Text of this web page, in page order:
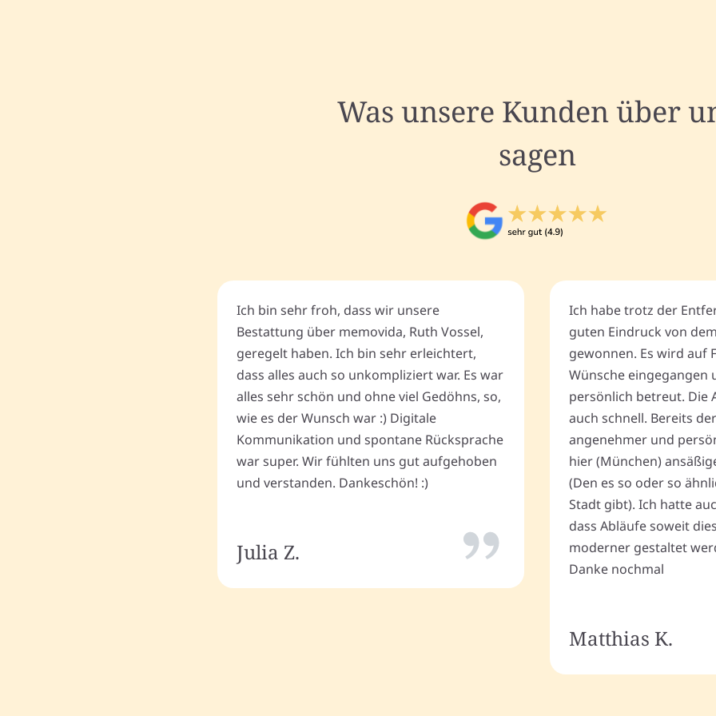
Was unsere Kunden über
sagen
Ich bin sehr froh, dass wir unsere
Bestattung über memovida, Ruth Vossel,
geregelt haben. Ich bin sehr erleichtert,
dass alles auch so unkompliziert war. Es war
alles sehr schön und ohne viel Gedöhns, so,
wie es der Wunsch war :) Digitale
Kommunikation und spontane Rücksprache
war super. Wir fühlten uns gut aufgehoben
und verstanden. Dankeschön! :)
Julia Z.
Ich habe trotz der
guten Eindruck von
gewonnen. Es wird auf
Wünsche eingegangen
persönlich betreut. Die
auch schnell. Bereits
angenehmer und
hier (München)
(Den es so oder so
Stadt gibt). Ich hatte
dass Abläufe soweit
moderner gestaltet
Danke nochmal
Matthias K.